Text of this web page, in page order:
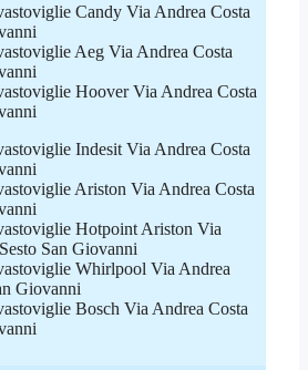
Candy Via Andrea Costa
Aeg Via Andrea Costa
Hoover Via Andrea Costa
Indesit Via Andrea Costa
Ariston Via Andrea Costa
Hotpoint Ariston Via
San Giovanni
Whirlpool Via Andrea
Giovanni
Bosch Via Andrea Costa